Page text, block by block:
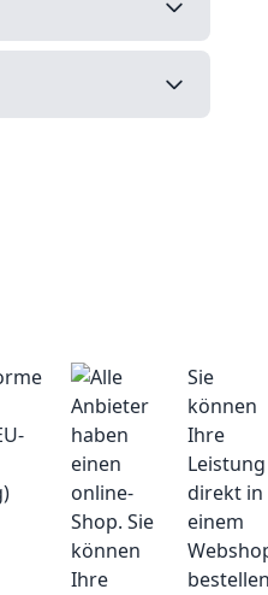
Sie
können
Ihre
Leistung
direkt in
einem